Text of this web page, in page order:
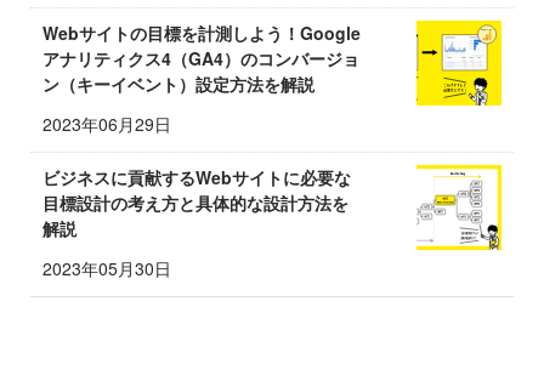
Webサイトの目標を計測しよう！Google
アナリティクス4（GA4）のコンバージョ
ン（キーイベント）設定方法を解説
2023年06月29日
ビジネスに貢献するWebサイトに必要な
目標設計の考え方と具体的な設計方法を
解説
2023年05月30日